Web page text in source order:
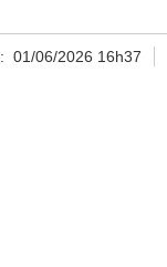
01/06/2026 16h37